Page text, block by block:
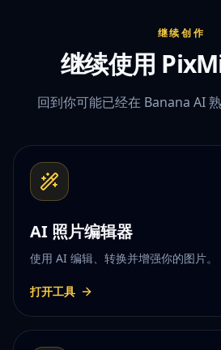
继续创作
继续使用
回到你可能已经在 Banana AI
AI 照片编辑器
使用 AI 编辑、转换并增强你的图片。
打开工具